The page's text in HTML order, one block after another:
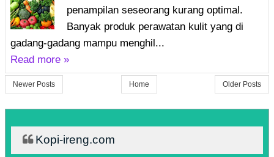
penampilan seseorang kurang optimal.
Banyak produk perawatan kulit yang di
gadang-gadang mampu menghil...
Read more »
Newer Posts Older Posts
Home
Kopi-ireng.com